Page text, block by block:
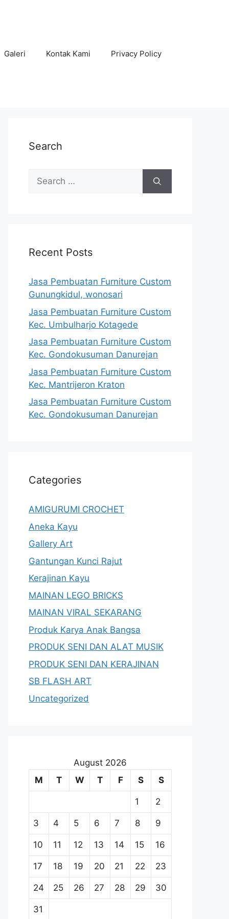
Galeri Kontak Kami Privacy Policy
Search
Search
for:
Recent Posts
Jasa Pembuatan Furniture Custom
Gunungkidul, wonosari
Jasa Pembuatan Furniture Custom
Kec. Umbulharjo Kotagede
Jasa Pembuatan Furniture Custom
Kec. Gondokusuman Danurejan
Jasa Pembuatan Furniture Custom
Kec. Mantrijeron Kraton
Jasa Pembuatan Furniture Custom
Kec. Gondokusuman Danurejan
Categories
AMIGURUMI CROCHET
Aneka Kayu
Gallery Art
Gantungan Kunci Rajut
Kerajinan Kayu
MAINAN LEGO BRICKS
MAINAN VIRAL SEKARANG
Produk Karya Anak Bangsa
PRODUK SENI DAN ALAT MUSIK
PRODUK SENI DAN KERAJINAN
SB FLASH ART
Uncategorized
August 2026
M
T W T F S S
1 2
3 4 5 6 7 8 9
10 11 12 13 14 15 16
17 18 19 20 21 22 23
24 25 26 27 28 29 30
31